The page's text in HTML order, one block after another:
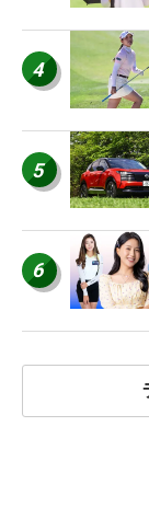
4
5
6